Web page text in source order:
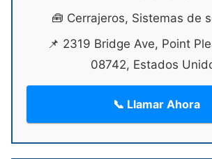
🧰 Cerrajeros, Sistemas de
📌 2319 Bridge Ave, Point
08742, Estados
📞 Llamar Ahora